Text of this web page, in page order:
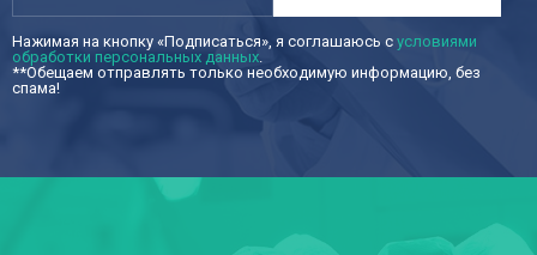
Нажимая на кнопку «Подписаться», я соглашаюсь с условиями
обработки персональных данных.
**Обещаем отправлять только необходимую информацию, без
спама!